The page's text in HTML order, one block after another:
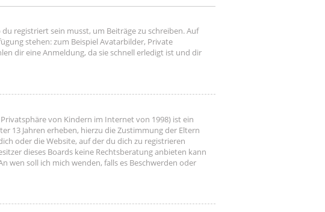
registriert sein musst, um Beiträge zu schreiben. Auf
stehen: zum Beispiel Avatarbilder, Private
dir eine Anmeldung, da sie schnell erledigt ist und dir
von Kindern im Internet von 1998) ist ein
13 Jahren erheben, hierzu die Zustimmung der Eltern
oder die Website, auf der du dich zu registrieren
dieses Boards keine Rechtsberatung anbieten kann
wen soll ich mich wenden, falls es Beschwerden oder